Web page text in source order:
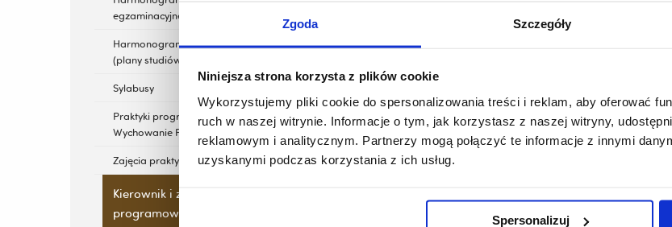
Zgoda Szczegóły
Niniejsza strona korzysta z plików cookie
Wykorzystujemy pliki cookie do spersonalizowania treści i reklam, aby oferować
ruch w naszej witrynie. Informacje o tym, jak korzystasz z naszej witryny,
reklamowym i analitycznym. Partnerzy mogą połączyć te informacje z innymi
uzyskanymi podczas korzystania z ich usług.
Spersonalizuj
egzaminacyjnej (WF)
Harmonogramy studiów
(plany studiów)
Sylabusy
Praktyki programowe
Wychowanie Fizyczne
Zajęcia praktyczne
Kierownik i zespół
programowy kierunku